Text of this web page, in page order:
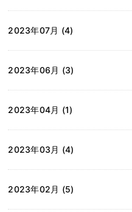
2023年07月 (4)
2023年06月 (3)
2023年04月 (1)
2023年03月 (4)
2023年02月 (5)